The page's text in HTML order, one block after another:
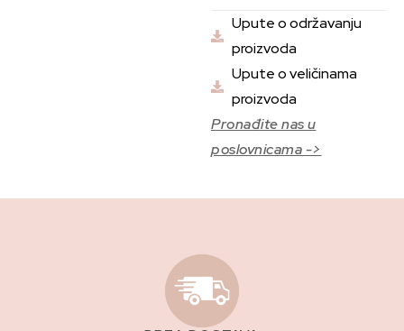
Upute o održavanju
proizvoda
Upute o veličinama
proizvoda
Pronađite nas u
poslovnicama ->